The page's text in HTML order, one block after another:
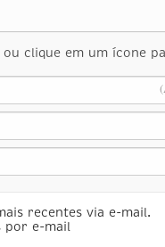
ou clique em um ícone
recentes via e-mail.
por e-mail